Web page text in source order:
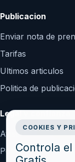
Publicacion
Enviar nota de
Tarifas
Ultimos articulos
Politica de
Legal y confianza
Aviso Legal
Politica de
COOKIES Y
Controla el